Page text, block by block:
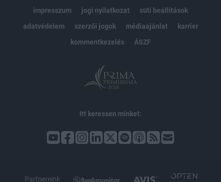
impresszum
jogi nyilatkozat
süti beállítások
adatvédelem
szerzői jogok médiaajánlat
karrier
kommentkezelés
ÁSZF
Itt keressen minket:
Partnereink